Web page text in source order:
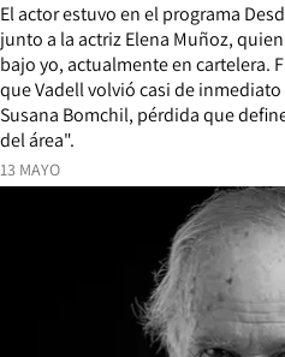
13 MAYO
El actor estuvo en el programa
junto a la actriz Elena Muñoz,
bajo yo, actualmente en cartelera.
que Vadell volvió casi de
Susana Bomchil, pérdida que
del área".